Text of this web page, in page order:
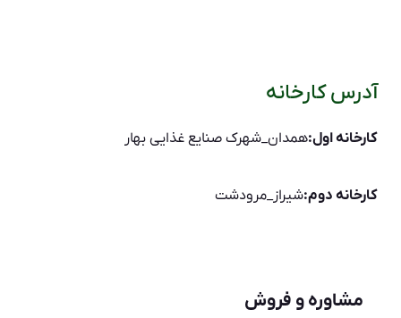
آدرس کارخانه
کارخانه اول:همدان_شهرک صنایع غذایی بهار
کارخانه دوم:شیراز_مرودشت
مشاوره و فروش